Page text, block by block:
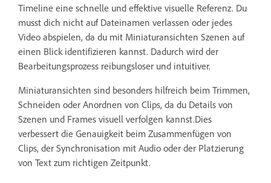
Timeline eine schnelle und effektive visuelle Referenz. Du
musst dich nicht auf Dateinamen verlassen oder jedes
Video abspielen, da du mit Miniaturansichten Szenen auf
einen Blick identifizieren kannst. Dadurch wird der
Bearbeitungsprozess reibungsloser und intuitiver.
Miniaturansichten sind besonders hilfreich beim Trimmen,
Schneiden oder Anordnen von Clips, da du Details von
Szenen und Frames visuell verfolgen kannst.Dies
verbessert die Genauigkeit beim Zusammenfügen von
Clips, der Synchronisation mit Audio oder der Platzierung
von Text zum richtigen Zeitpunkt.